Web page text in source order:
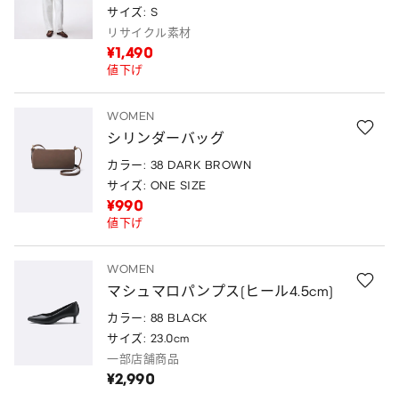
サイズ: S
リサイクル素材
¥1,490
値下げ
WOMEN
シリンダーバッグ
カラー: 38 DARK BROWN
サイズ: ONE SIZE
¥990
値下げ
WOMEN
マシュマロパンプス(ヒール4.5cm)
カラー: 88 BLACK
サイズ: 23.0cm
一部店舗商品
¥2,990